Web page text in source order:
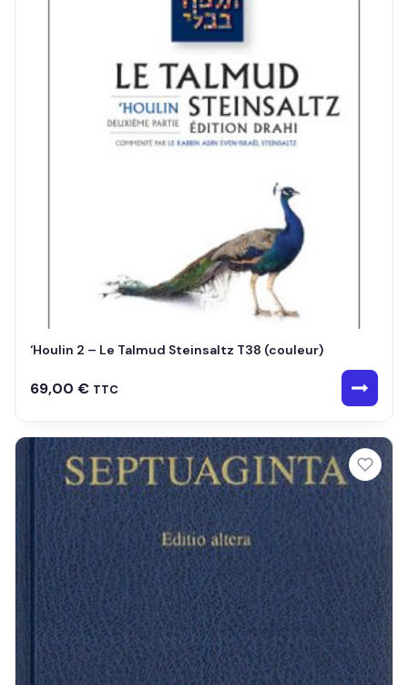
‘Houlin 2 – Le Talmud Steinsaltz T38 (couleur)
69,00 € TTC